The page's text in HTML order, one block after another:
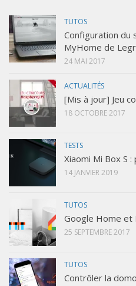
TUTOS
Configuration du
MyHome de
24 MAI 2017
ACTUALITÉS
[Mis à jour] Jeu
18 OCTOBRE 2017
TESTS
Xiaomi Mi Box S
14 JANVIER 2019
TUTOS
Google Home et
25 SEPTEMBRE 2017
TUTOS
Contrôler la